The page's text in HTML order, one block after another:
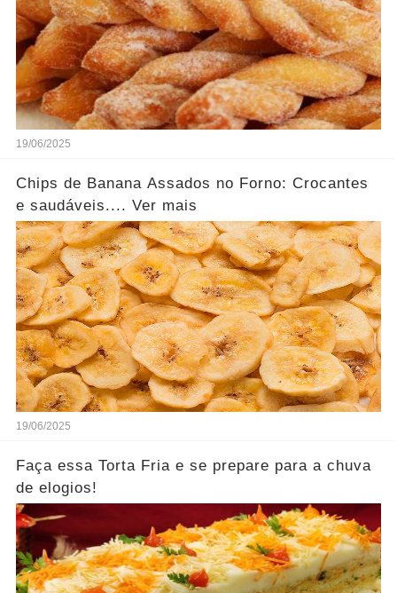
19/06/2025
Chips de Banana Assados no Forno: Crocantes
e saudáveis.... Ver mais
19/06/2025
Faça essa Torta Fria e se prepare para a chuva
de elogios!